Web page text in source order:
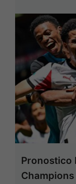
Pronostico